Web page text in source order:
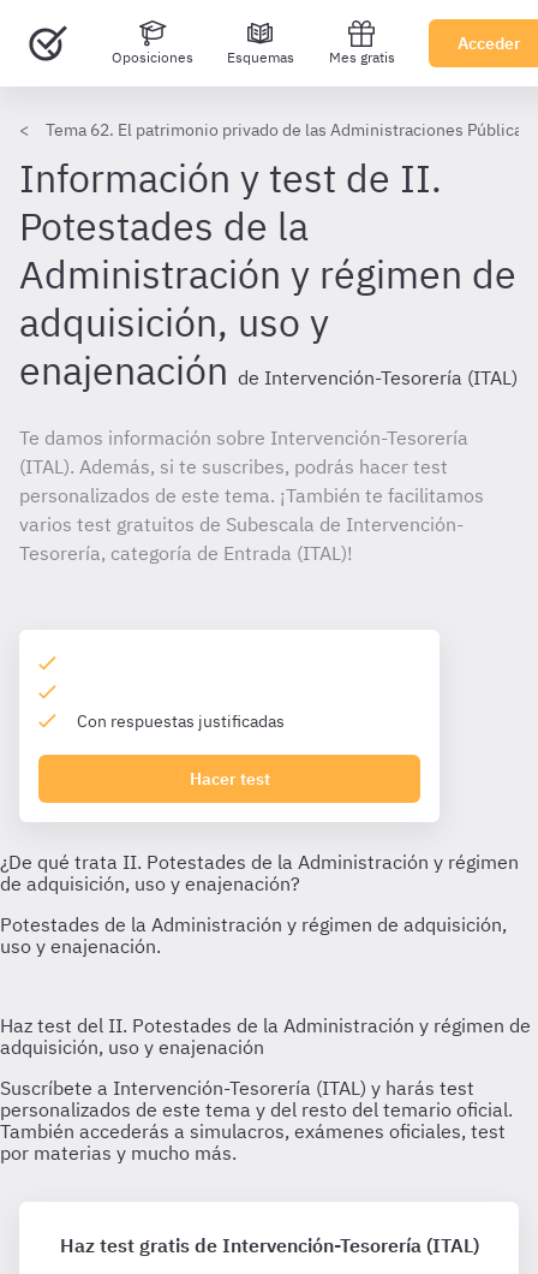
Oposiciones Esquemas Mes gratis
Acceder
Tema 62. El patrimonio privado de las Administraciones Públicas
Información y test de II.
Potestades de la
Administración y régimen de
adquisición, uso y
enajenación de Intervención-Tesorería (ITAL)
Te damos información sobre Intervención-Tesorería
(ITAL). Además, si te suscribes, podrás hacer test
personalizados de este tema. ¡También te facilitamos
varios test gratuitos de Subescala de Intervención-
Tesorería, categoría de Entrada (ITAL)!
Con respuestas justificadas
Hacer test
Haz test gratis de Intervención-Tesorería (ITAL)